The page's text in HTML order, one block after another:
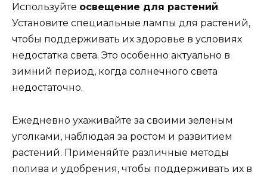
Используйте освещение для растений.
Установите специальные лампы для растений,
чтобы поддерживать их здоровье в условиях
недостатка света. Это особенно актуально в
зимний период, когда солнечного света
недостаточно.
Ежедневно ухаживайте за своими зеленым
уголками, наблюдая за ростом и развитием
растений. Применяйте различные методы
полива и удобрения, чтобы поддерживать их в